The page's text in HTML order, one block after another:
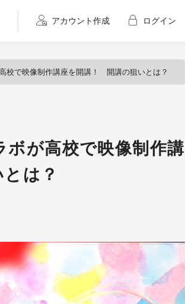
アカウント作成 ログイン
校で映像制作講座を開講！ 開講の狙いとは？
が高校で映像制作講
は？